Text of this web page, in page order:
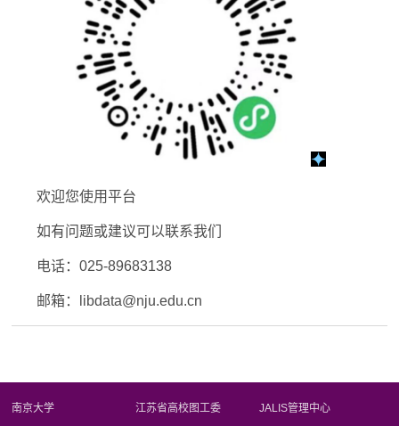
欢迎您使用平台
如有问题或建议可以联系我们
电话：025-89683138
邮箱： libdata@nju.edu.cn
南京大学 江苏省高校图工委 JALIS管理中心